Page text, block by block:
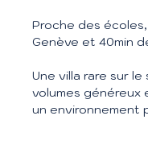
Proche des écoles,
Genève et 40min
Une villa rare sur
volumes généreux
un environnement